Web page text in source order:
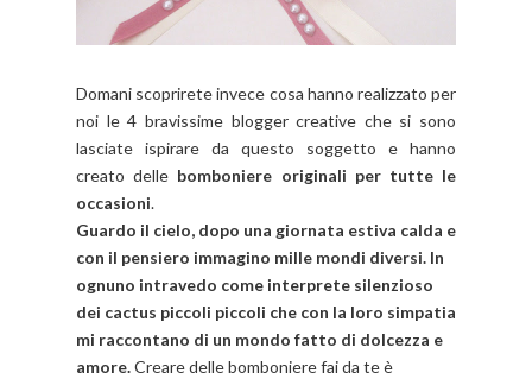
Domani scoprirete invece cosa hanno realizzato per
noi le 4 bravissime blogger creative che si sono
lasciate ispirare da questo soggetto e hanno
creato delle bomboniere originali per tutte le
occasioni.
Guardo il cielo, dopo una giornata estiva calda e
con il pensiero immagino mille mondi diversi. In
ognuno intravedo come interprete silenzioso
dei cactus piccoli piccoli che con la loro simpatia
mi raccontano di un mondo fatto di dolcezza e
amore.Creare delle bomboniere fai da te è